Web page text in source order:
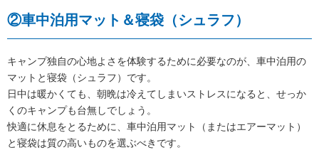
②車中泊用マット＆寝袋（シュラフ）
キャンプ独自の心地よさを体験するために必要なのが、車中泊用の
マットと寝袋（シュラフ）です。
日中は暖かくても、朝晩は冷えてしまいストレスになると、せっか
くのキャンプも台無しでしょう。
快適に休息をとるために、車中泊用マット（またはエアーマット）
と寝袋は質の高いものを選ぶべきです。